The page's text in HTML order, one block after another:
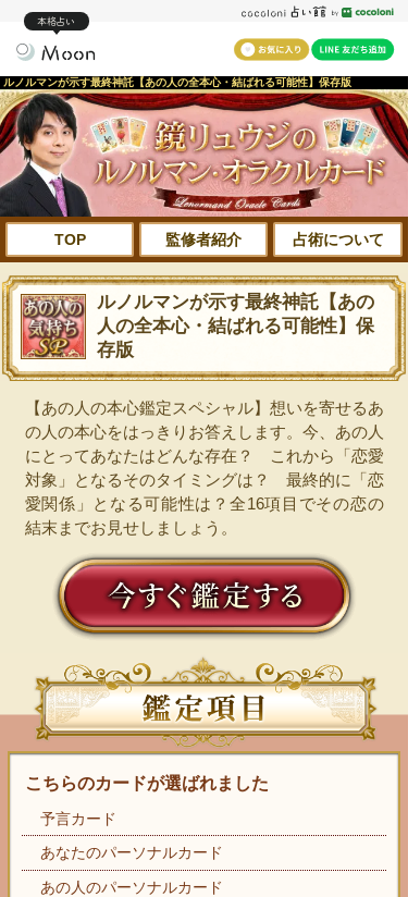
本格占い
ルノルマンが示す最終神託【あの人の全本心・結ばれる可能性】保存版
TOP 監修者紹介 占術について
ルノルマンが示す最終神託【あの
人の全本心・結ばれる可能性】保
存版
【あの人の本心鑑定スペシャル】想いを寄せるあ
の人の本心をはっきりお答えします。今、あの人
にとってあなたはどんな存在？ これから「恋愛
対象」となるそのタイミングは？ 最終的に「恋
愛関係」となる可能性は？全16項目でその恋の
結末までお見せしましょう。
こちらのカードが選ばれました
予言カード
あなたのパーソナルカード
あの人のパーソナルカード